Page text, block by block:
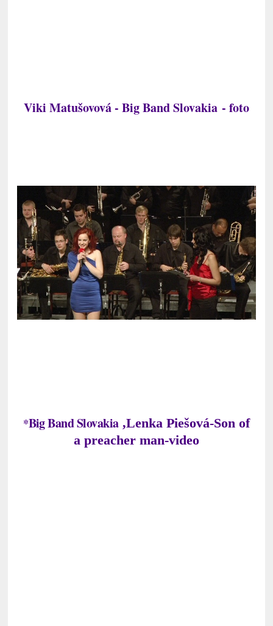
Viki Matušovová - Big Band Slovakia - foto
*Big Band Slovakia ,Lenka Piešová-Son of
a preacher man-video